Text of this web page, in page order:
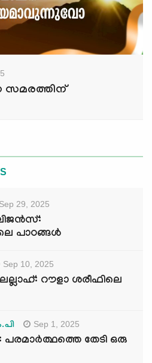
സമരത്തിന്
Sep 29, 2025
പാഠങ്ങൾ
Sep 10, 2025
റൗളാ ശരീഫിലെ
Sep 1, 2025
പരമാർത്ഥത്തെ തേടി ഒരു